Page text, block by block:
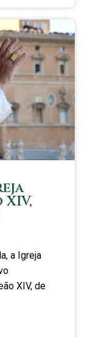
a Igreja
XIV, de